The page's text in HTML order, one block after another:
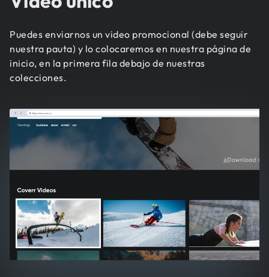
Puedes enviarnos un video promocional (debe seguir
nuestra pauta) y lo colocaremos en nuestra página de
inicio, en la primera fila debajo de nuestras
colecciones.